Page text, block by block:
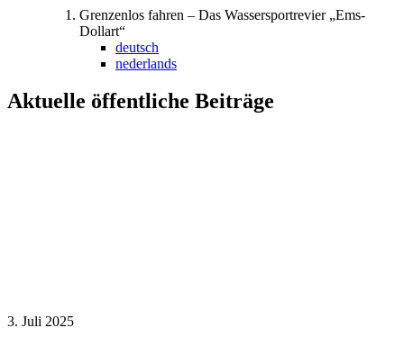
Grenzenlos fahren – Das Wassersportrevier „Ems-
Dollart“
deutsch
nederlands
Aktuelle öffentliche Beiträge
3. Juli 2025